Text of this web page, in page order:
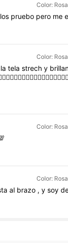
Color:
los pruebo pero me
Color:
la tela strech y
Color:
Color:
al brazo , y soy